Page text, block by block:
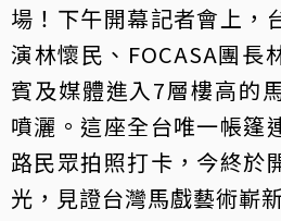
場！下午開幕記者會上，
演林懷民、FOCASA團長
賓及媒體進入7層樓高的
噴灑。這座全台唯一帳篷
路民眾拍照打卡，今終於
光，見證台灣馬戲藝術嶄